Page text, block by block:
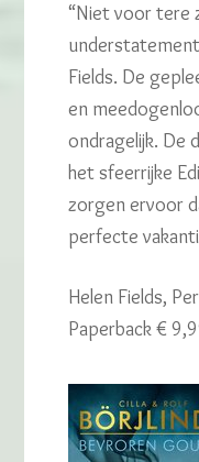
“Niet voor tere
Fields. De
en
ondragelijk. De
het sfeerrijke
zorgen ervoor
perfecte
Helen Fields,
Paperback €